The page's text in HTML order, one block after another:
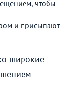
чтобы
и присыпают
широкие